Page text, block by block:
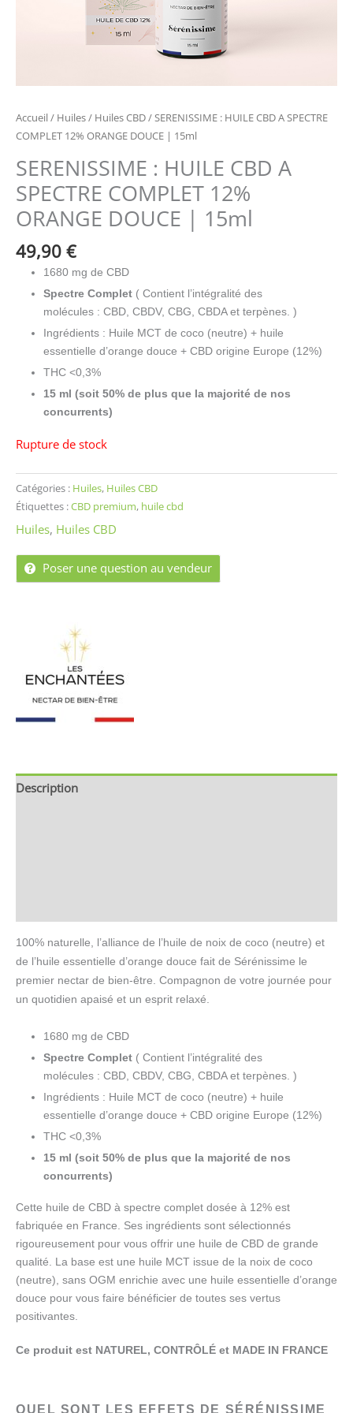
Accueil/ Huiles/ Huiles CBD/ SERENISSIME : HUILE CBD A SPECTRE
COMPLET 12% ORANGE DOUCE | 15ml
SERENISSIME : HUILE CBD A
SPECTRE COMPLET 12%
ORANGE DOUCE | 15ml
49,90 €
1680 mg de CBD
Spectre Complet ( Contient l’intégralité des
molécules : CBD, CBDV, CBG, CBDA et terpènes. )
Ingrédients : Huile MCT de coco (neutre) + huile
essentielle d’orange douce + CBD origine Europe (12%)
THC <0,3%
15 ml (soit 50% de plus que la majorité de nos
concurrents)
Rupture de stock
Catégories : Huiles, Huiles CBD
Étiquettes :CBD premium, huile cbd
Huiles, Huiles CBD
Poser une question au vendeur
Description
100% naturelle, l’alliance de l’huile de noix de coco (neutre) et
de l’huile essentielle d’orange douce fait de Sérénissime le
premier nectar de bien-être. Compagnon de votre journée pour
un quotidien apaisé et un esprit relaxé.
1680 mg de CBD
Spectre Complet ( Contient l’intégralité des
molécules : CBD, CBDV, CBG, CBDA et terpènes . )
Ingrédients : Huile MCT de coco (neutre) + huile
essentielle d’orange douce + CBD origine Europe (12%)
THC <0,3%
15 ml (soit 50% de plus que la majorité de nos
concurrents)
Cette huile de CBD à spectre complet dosée à 12% est
fabriquée en France. Ses ingrédients sont sélectionnés
rigoureusement pour vous offrir une huile de CBD de grande
qualité. La base est une huile MCT issue de la noix de coco
(neutre), sans OGM enrichie avec une huile essentielle d’orange
douce pour vous faire bénéficier de toutes ses vertus
positivantes.
Ce produit est NATUREL, CONTRÔLÉ et MADE IN FRANCE
QUEL SONT LES EFFETS DE SÉRÉNISSIME